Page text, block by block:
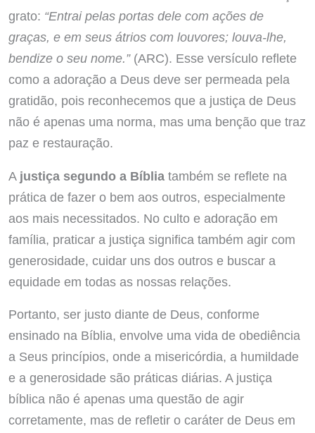
grato: “Entrai pelas portas dele com ações de
graças, e em seus átrios com louvores; louva-lhe,
bendize o seu nome.”(ARC). Esse versículo reflete
como a adoração a Deus deve ser permeada pela
gratidão, pois reconhecemos que a justiça de Deus
não é apenas uma norma, mas uma benção que traz
paz e restauração.
A justiça segundo a Bíbliatambém se reflete na
prática de fazer o bem aos outros, especialmente
aos mais necessitados. No culto e adoração em
família, praticar a justiça significa também agir com
generosidade, cuidar uns dos outros e buscar a
equidade em todas as nossas relações.
Portanto, ser justo diante de Deus, conforme
ensinado na Bíblia, envolve uma vida de obediência
a Seus princípios, onde a misericórdia, a humildade
e a generosidade são práticas diárias. A justiça
bíblica não é apenas uma questão de agir
corretamente, mas de refletir o caráter de Deus em